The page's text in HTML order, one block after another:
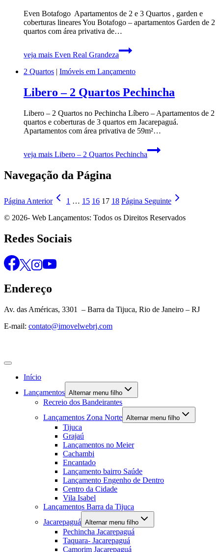
Even Botafogo Apartamentos de 2 e 3 Quartos , garden e
coberturas lineares You Botafogo – apartamentos Garden de 2
quartos com área privativa de…
veja mais Even Real Grandeza
2 Quartos | Imóveis em Lançamento
Libero – 2 Quartos Pechincha
Libero – 2 Quartos no Pechincha Líbero – Apartamentos de 2
quartos e coberturas de 3 quartos em Jacarepaguá.
Apartamentos com área privativa de 59m²…
veja mais Libero – 2 Quartos Pechincha
Navegação da Página
Página Anterior 1 … 15 16 17 18 Página Seguinte
© 2026- Web Lançamentos: Todos os Direitos Reservados
Redes Sociais
Endereço
Av. das Américas, 3301 – Barra da Tijuca, Rio de Janeiro – RJ
E-mail: contato@imovelwebrj.com
Início
Lançamentos Alternar menu filho
Recreio dos Bandeirantes
Lançamentos Zona Norte Alternar menu filho
Tijuca
Grajaú
Lançamentos no Meier
Cachambi
Encantado
Lançamento bairro Saúde
Lançamento Engenho de Dentro
Centro da Cidade
Vila Isabel
Lançamentos Barra da Tijuca
Jacarepaguá Alternar menu filho
Pechincha Jacarepaguá
Taquara- Jacarepaguá
Camorim Jacarepaguá